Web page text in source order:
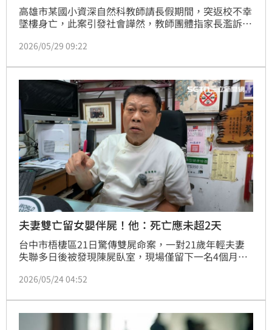
高雄市某國小資深自然科教師請長假期間，突返校不幸
墜樓身亡，此案引發社會譁然，教師團體指家長濫訴、
發酵。直到近日，已故教師的妹妹在社群發文，一句輕
某些人而言，卻可能是一點一滴壓垮生命的重量。文末
寫道「傻哥哥，你怎麼這麼傻……」字裡行間流露心疼
與不捨。
2026/05/29 09:22
夫妻雙亡留女嬰伴屍！他：死亡應未超2天
台中市梧棲區21日驚傳雙屍命案，一對21歲年輕夫妻
失聯多日後被發現陳屍臥室，現場僅留下一名4個月大
妻倆應是餵飽孩子後才走上絕路，死亡時間推測不超過
通報警消破門才揭發憾事。目前女嬰生命跡象穩定並已
交由社工緊急安置，警方正深入調查確切死因與案發經
2026/05/24 04:52